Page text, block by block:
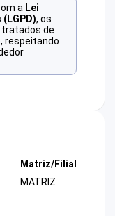
a Lei
, os
de
respeitando
Matriz/Filial
MATRIZ